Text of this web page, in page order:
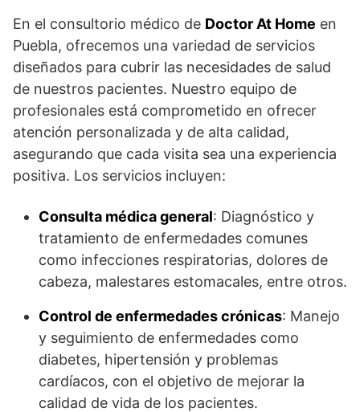
En el consultorio médico de Doctor At Home en
Puebla, ofrecemos una variedad de servicios
diseñados para cubrir las necesidades de salud
de nuestros pacientes. Nuestro equipo de
profesionales está comprometido en ofrecer
atención personalizada y de alta calidad,
asegurando que cada visita sea una experiencia
positiva. Los servicios incluyen:
Consulta médica general: Diagnóstico y
tratamiento de enfermedades comunes
como infecciones respiratorias, dolores de
cabeza, malestares estomacales, entre otros.
Control de enfermedades crónicas: Manejo
y seguimiento de enfermedades como
diabetes, hipertensión y problemas
cardíacos, con el objetivo de mejorar la
calidad de vida de los pacientes.